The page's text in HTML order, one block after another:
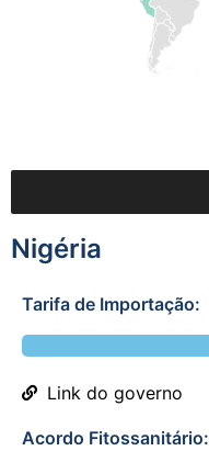
Nigéria
Tarifa de Importação:
Link do governo
Acordo Fitossanitário: